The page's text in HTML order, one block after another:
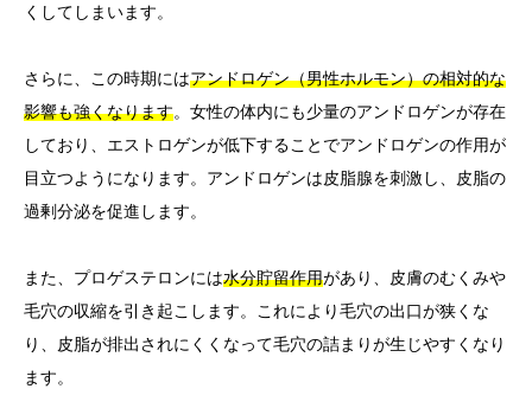
くしてしまいます。
さらに、この時期にはアンドロゲン（男性ホルモン）の相対的な
影響も強くなります。女性の体内にも少量のアンドロゲンが存在
しており、エストロゲンが低下することでアンドロゲンの作用が
目立つようになります。アンドロゲンは皮脂腺を刺激し、皮脂の
過剰分泌を促進します。
また、プロゲステロンには水分貯留作用があり、皮膚のむくみや
毛穴の収縮を引き起こします。これにより毛穴の出口が狭くな
り、皮脂が排出されにくくなって毛穴の詰まりが生じやすくなり
ます。